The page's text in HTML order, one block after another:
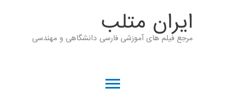
ايران متلب
مرجع فیلم های آموزشی فارسی دانشگاهی و مهندسی
فهرست